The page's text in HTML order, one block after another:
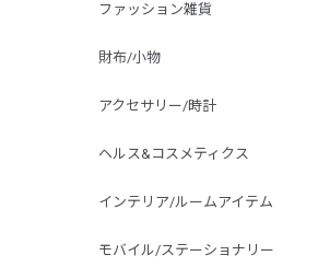
ファッション雑貨
財布/小物
アクセサリー/時計
ヘルス&コスメティクス
インテリア/ルームアイテム
モバイル/ステーショナリー